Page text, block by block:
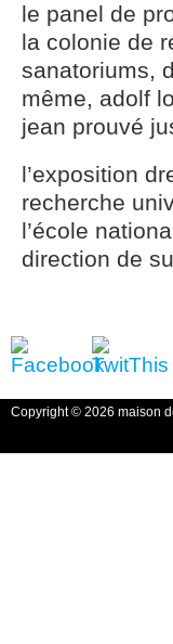
le panel de
la colonie de
sanatoriums,
même, adolf
jean prouvé
l’exposition
recherche
l’école
direction de
Copyright © 2026 maison